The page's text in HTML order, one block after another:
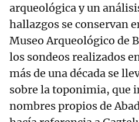
arqueológica y un
hallazgos se conservan
Museo Arqueológico de
los sondeos realizados
más de una década se
sobre la toponimia, que
nombres propios de